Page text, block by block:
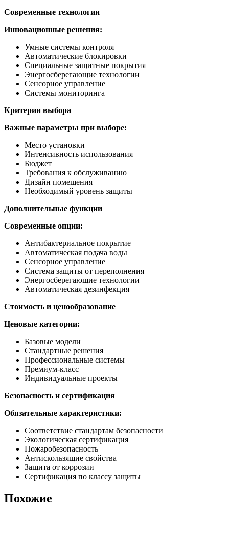
Современные технологии
Инновационные решения:
Умные системы контроля
Автоматические блокировки
Специальные защитные покрытия
Энергосберегающие технологии
Сенсорное управление
Системы мониторинга
Критерии выбора
Важные параметры при выборе:
Место установки
Интенсивность использования
Бюджет
Требования к обслуживанию
Дизайн помещения
Необходимый уровень защиты
Дополнительные функции
Современные опции:
Антибактериальное покрытие
Автоматическая подача воды
Сенсорное управление
Система защиты от переполнения
Энергосберегающие технологии
Автоматическая дезинфекция
Стоимость и ценообразование
Ценовые категории:
Базовые модели
Стандартные решения
Профессиональные системы
Премиум-класс
Индивидуальные проекты
Безопасность и сертификация
Обязательные характеристики:
Соответствие стандартам безопасности
Экологическая сертификация
Пожаробезопасность
Антискользящие свойства
Защита от коррозии
Сертификация по классу защиты
Похожие